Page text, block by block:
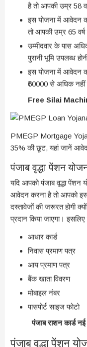
है तो आपकी उम्र 58
इस योजना में आवेदन
तो आपकी उम्र 65 वर्ष
उम्मीदवार के पास
पुरानी भूमि उपलब्ध
इस योजना में आवेदन
₹60000 से अधिक नहीं
Free Silai
PMEGP Mortgage
35% की छूट, यहां जानें
पंजाब वृद्धा पेंशन
यदि आपको पंजाब वृद्धा पेंशन
आवेदन करना है तो आपको
दस्तावेजों की जरूरत होगी
प्रदान किया जाएगा।
आधार कार्ड
निवास प्रमाण पत्र
आय प्रमाण पत्र
बैंक खाता विवरण
मोबाइल नंबर
पासपोर्ट साइज फोटो
पंजाब राशन कार्ड
पंजाब वृद्धा पेंशन